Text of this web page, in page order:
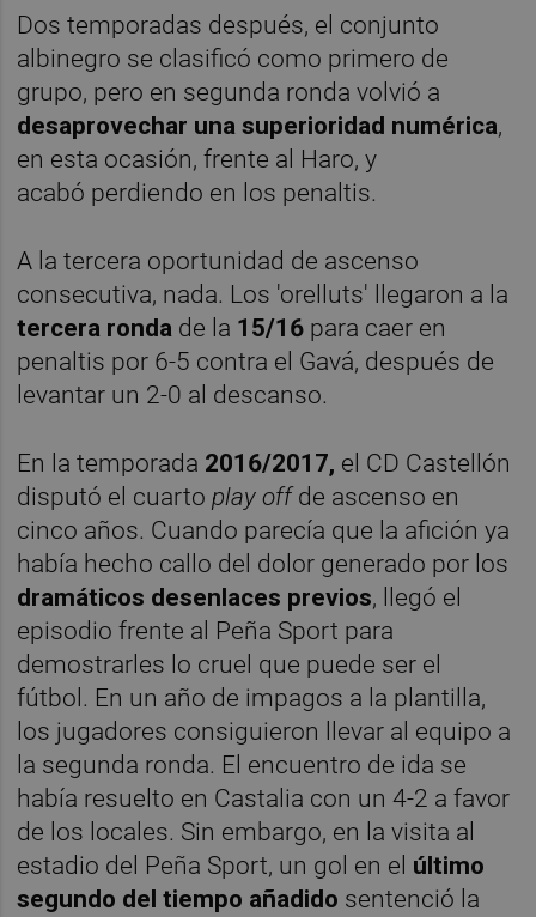
Dos temporadas después, el conjunto
albinegro se clasificó como primero de
grupo, pero en segunda ronda volvió a
desaprovechar una superioridad numérica,
en esta ocasión, frente al Haro, y
acabó perdiendo en los penaltis.
A la tercera oportunidad de ascenso
consecutiva, nada. Los 'orelluts' llegaron a la
tercera ronda de la 15/16 para caer en
penaltis por 6-5 contra el Gavá, después de
levantar un 2-0 al descanso.
En la temporada 2016/2017, el CD Castellón
disputó el cuartoplay offde ascenso en
cinco años. Cuando parecía que la afición ya
había hecho callo del dolor generado por los
dramáticos desenlaces previos, llegó el
episodio frente al Peña Sport para
demostrarles lo cruel que puede ser el
fútbol. En un año de impagos a la plantilla,
los jugadores consiguieron llevar al equipo a
la segunda ronda. El encuentro de ida se
había resuelto en Castalia con un 4-2 a favor
de los locales. Sin embargo, en la visita al
estadio del Peña Sport, un gol en el último
segundo del tiempo añadido sentenció la